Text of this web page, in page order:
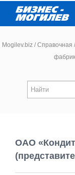
Новости
Работа
Mogilev.biz / Справочная /
ОАО